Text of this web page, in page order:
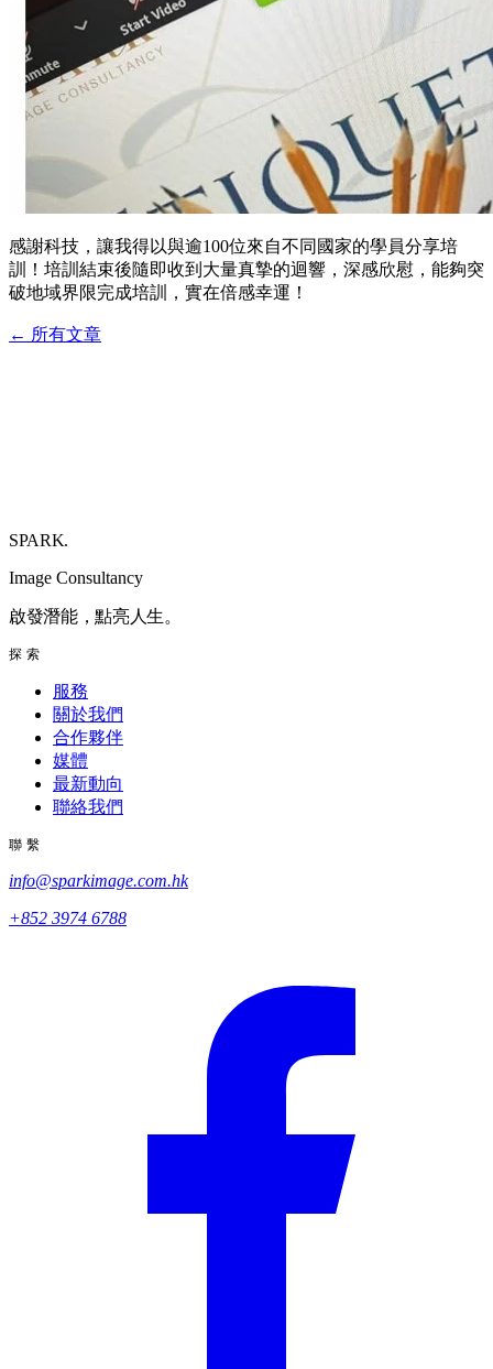
感謝科技，讓我得以與逾100位來自不同國家的學員分享培
訓！培訓結束後隨即收到大量真摯的迴響，深感欣慰，能夠突
破地域界限完成培訓，實在倍感幸運！
← 所有文章
SPARK.
Image Consultancy
啟發潛能，點亮人生。
探索
服務
關於我們
合作夥伴
媒體
最新動向
聯絡我們
聯繫
info@sparkimage.com.hk
+852 3974 6788